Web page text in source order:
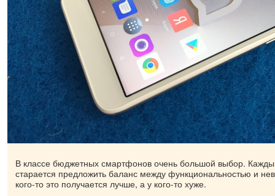
В классе бюджетных смартфонов очень большой выбор.
старается предложить баланс между функциональностью и
кого-то это получается лучше, а у кого-то хуже.